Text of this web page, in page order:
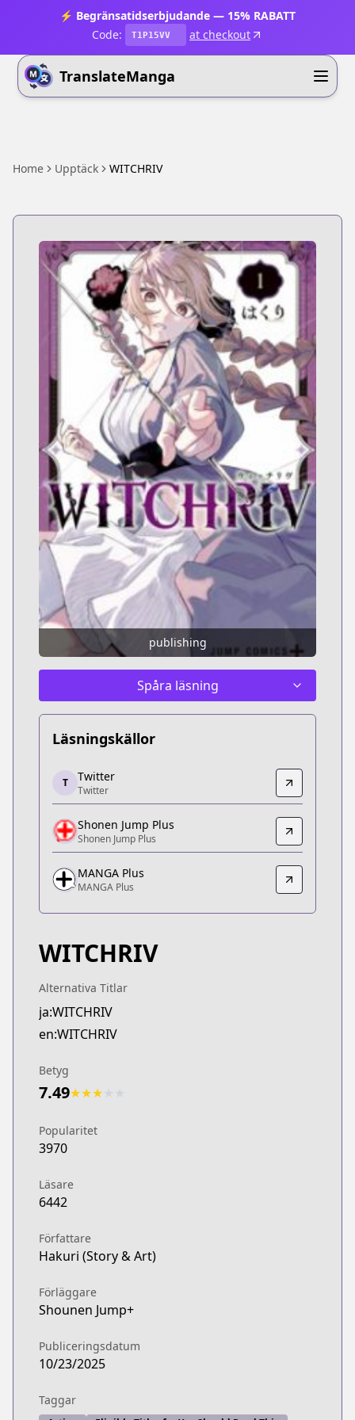
⚡ Begränsatidserbjudande — 15% RABATT
Code:
T1P15VV at checkout
TranslateManga
Home Upptäck WITCHRIV
publishing
Spåra läsning
Läsningskällor
Twitter
Twitter
https://x.com/WITCHRIV
Shonen Jump Plus
Shonen Jump Plus
https://shonenjumpplus.com/episode/
MANGA Plus
T Twitter
Twitter
Shonen Jump Plus
Shonen Jump Plus
MANGA Plus
MANGA Plus
WITCHRIV
Alternativa Titlar
ja:WITCHRIV
en:WITCHRIV
Betyg
7.49★★★
Popularitet
3970
Läsare
6442
Författare
Hakuri (Story & Art)
Förläggare
Shounen Jump+
Publiceringsdatum
10/23/2025
Taggar